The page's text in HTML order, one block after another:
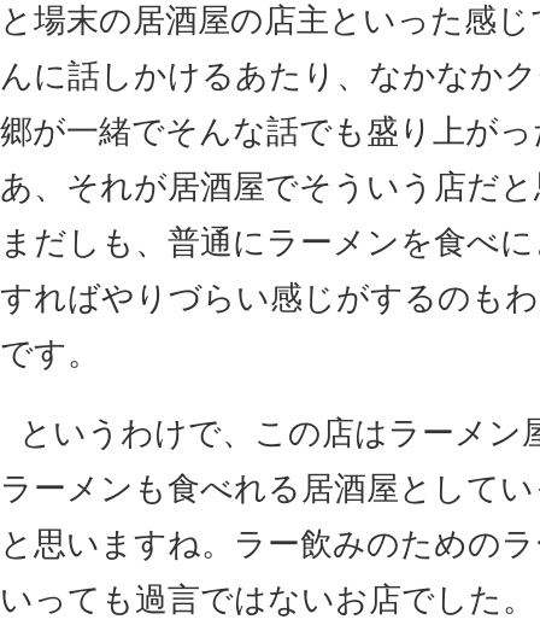
と場末の居酒屋の店主といった感
んに話しかけるあたり、なかなか
郷が一緒でそんな話でも盛り上が
あ、それが居酒屋でそういう店だ
まだしも、普通にラーメンを食べ
すればやりづらい感じがするのも
です。
というわけで、この店はラーメン
ラーメンも食べれる居酒屋として
と思いますね。ラー飲みのための
いっても過言ではないお店でした。